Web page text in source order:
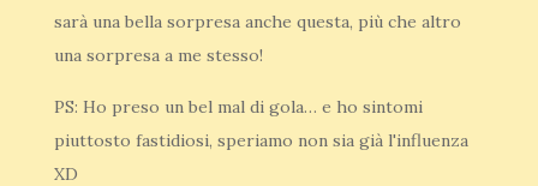
sarà una bella sorpresa anche questa, più che altro
una sorpresa a me stesso!
PS: Ho preso un bel mal di gola… e ho sintomi
piuttosto fastidiosi, speriamo non sia già l'influenza
XD